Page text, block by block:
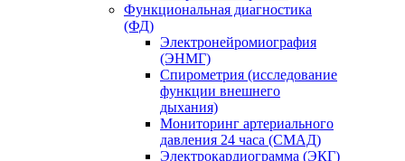
Функциональная диагностика
(ФД)
Электронейромиография
(ЭНМГ)
Спирометрия (исследование
функции внешнего
дыхания)
Мониторинг артериального
давления 24 часа (СМАД)
Электрокардиограмма (ЭКГ)